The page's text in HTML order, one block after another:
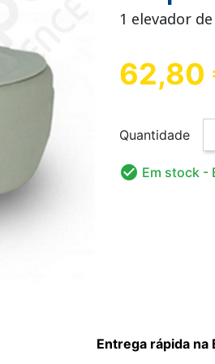
BODY
E
DESINFECÇÃO
E
CRIANÇA
CRIANÇA
FRALDA
CRIANÇA
1 elevador
62,80
Quantidade
 Em stock -
Entrega rápida na